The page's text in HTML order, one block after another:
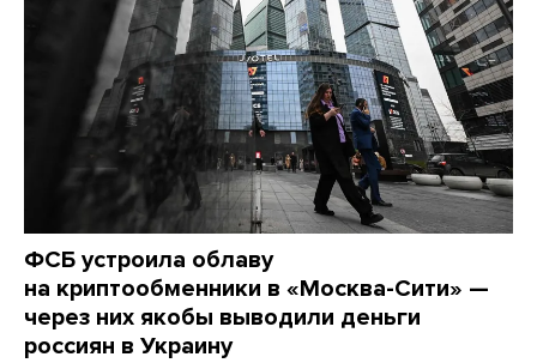
ФСБ устроила облаву
на криптообменники в «Москва-Сити» —
через них якобы выводили деньги
россиян в Украину